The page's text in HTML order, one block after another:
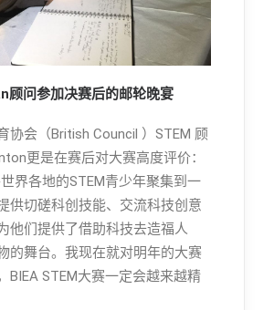
顾问参加决赛后的邮轮晚宴
协会（British Council ）STEM 顾
更是在赛后对大赛高度评价：
界各地的STEM青少年聚集到一
供切磋科创技能、交流科技创意
他们提供了借助科技去造福人
的舞台。我现在就对明年的大赛
BIEA STEM大赛一定会越来越精